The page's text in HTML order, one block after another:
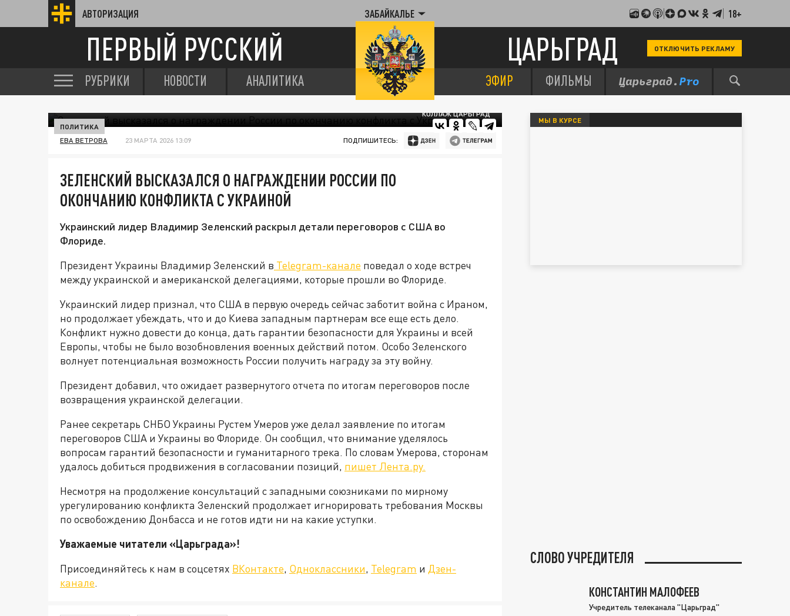
АВТОРИЗАЦИЯ ЗАБАЙКАЛЬЕ 18+
ПЕРВЫЙ РУССКИЙ ЦАРЬГРАД ОТКЛЮЧИТЬ РЕКЛАМУ
РУБРИКИ НОВОСТИ АНАЛИТИКА ЭФИР ФИЛЬМЫ
КОЛЛАЖ ЦАРЬГРАД
ПОЛИТИКА
ЕВА ВЕТРОВА 23 МАРТА 2026 13:09 ПОДПИШИТЕСЬ:
ЗЕЛЕНСКИЙ ВЫСКАЗАЛСЯ О НАГРАЖДЕНИИ РОССИИ ПО
ОКОНЧАНИЮ КОНФЛИКТА С УКРАИНОЙ
Украинский лидер Владимир Зеленский раскрыл детали переговоров с США во
Флориде.
Президент Украины Владимир Зеленский в Telegram-канале поведал о ходе встреч
между украинской и американской делегациями, которые прошли во Флориде.
Украинский лидер признал, что США в первую очередь сейчас заботит война с Ираном,
но продолжает убеждать, что и до Киева западным партнерам все еще есть дело.
Конфликт нужно довести до конца, дать гарантии безопасности для Украины и всей
Европы, чтобы не было возобновления военных действий потом. Особо Зеленского
волнует потенциальная возможность России получить награду за эту войну.
Президент добавил, что ожидает развернутого отчета по итогам переговоров после
возвращения украинской делегации.
Ранее секретарь СНБО Украины Рустем Умеров уже делал заявление по итогам
переговоров США и Украины во Флориде. Он сообщил, что внимание уделялось
вопросам гарантий безопасности и гуманитарного трека. По словам Умерова, сторонам
удалось добиться продвижения в согласовании позиций, пишет Лента.ру.
Несмотря на продолжение консультаций с западными союзниками по мирному
урегулированию конфликта Зеленский продолжает игнорировать требования Москвы
по освобождению Донбасса и не готов идти ни на какие уступки.
Уважаемые читатели «Царьграда»!
Присоединяйтесь к нам в соцсетях ВКонтакте, Одноклассники, Telegram и Дзен-
канале.
МЫ В КУРСЕ
СЛОВО УЧРЕДИТЕЛЯ
КОНСТАНТИН МАЛОФЕЕВ
Учредитель телеканала "Царьград"